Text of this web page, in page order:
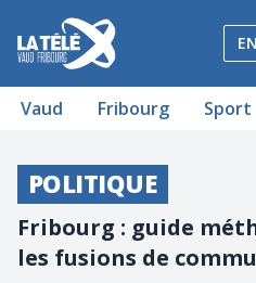
La Télé - Télévision
Vaud Fribourg Sport
POLITIQUE
Fribourg : guide
les fusions de